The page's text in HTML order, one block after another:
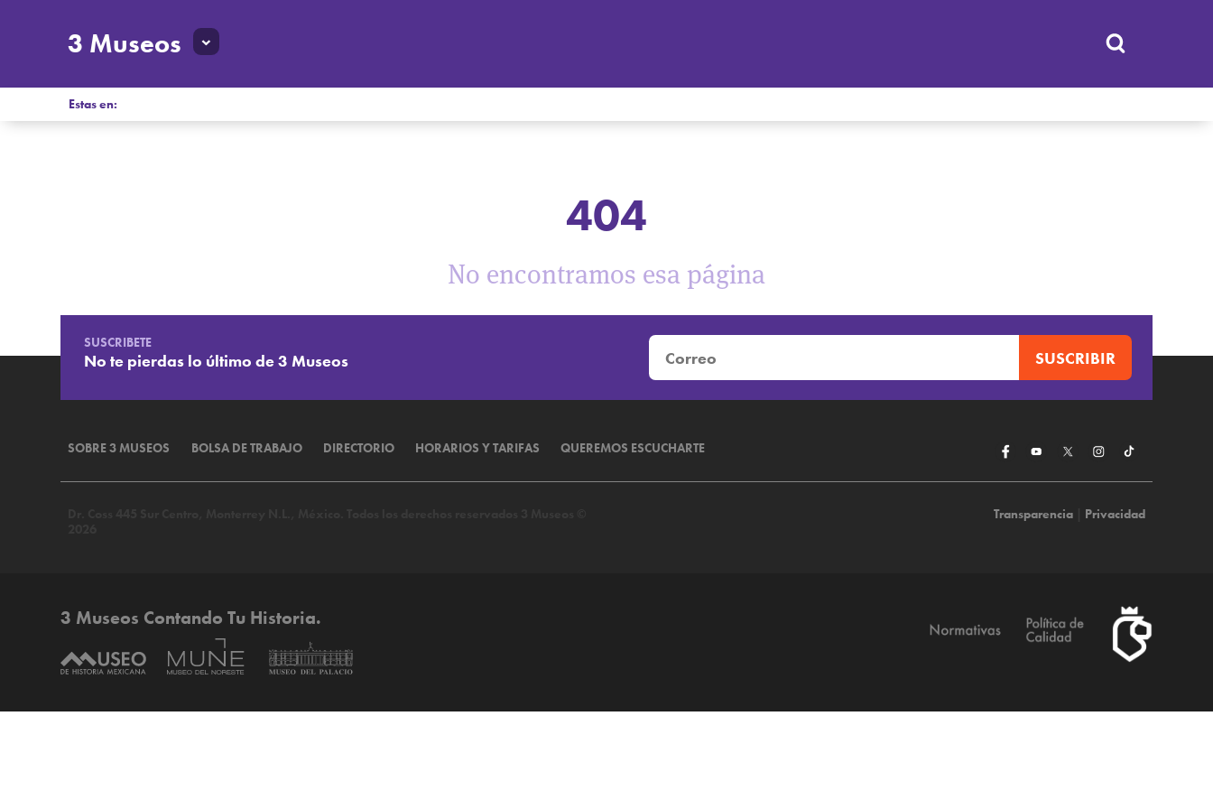
3 Museos
Estas en:
404
No encontramos esa página
SUSCRIBETE
No te pierdas lo último de 3 Museos
SOBRE 3 MUSEOS BOLSA DE TRABAJO DIRECTORIO HORARIOS Y TARIFAS QUEREMOS ESCUCHARTE
Transparencia| Privacidad
3 Museos Contando Tu Historia.